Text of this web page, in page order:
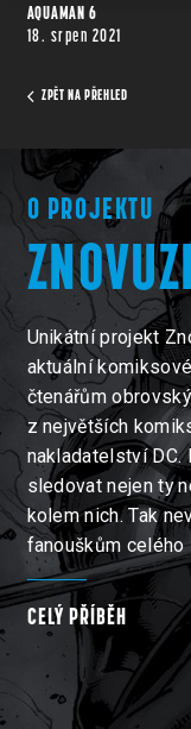
AQUAMAN 6
18. srpen 2021
ZPĚT NA PŘEHLED
O PROJEKTU
Unikátní projekt
aktuální
čtenářům
z největších
nakladatelství DC.
sledovat nejen ty
kolem nich. Tak
fanouškům celého
CELÝ PŘÍBĚH